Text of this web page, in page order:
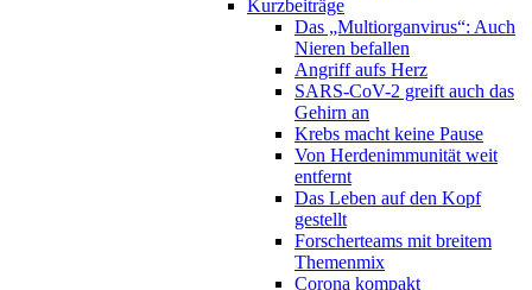
Kurzbeiträge
Das „Multiorganvirus“: Auch
Nieren befallen
Angriff aufs Herz
SARS-CoV-2 greift auch das
Gehirn an
Krebs macht keine Pause
Von Herdenimmunität weit
entfernt
Das Leben auf den Kopf
gestellt
Forscherteams mit breitem
Themenmix
Corona kompakt